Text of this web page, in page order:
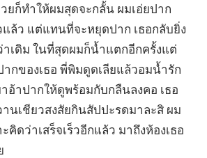
ยก็ทำให้ผมสุดจะกลั้น ผมเอ่ยปาก
ล้ว แต่แทนที่จะหยุดปาก เธอกลับยิ่ง
าเดิม ในที่สุดผมก็น้ำแตกอีกครั้งแต่
กของเธอ พี่พิมดูดเลียแล้วอมน้ำรัก
อ้าปากให้ดูพร้อมกับกลืนลงคอ เธอ
นเชียวสงสัยกินสัปปะรดมาละสิ ผม
คิดว่าเสร็จเร็วอีกแล้ว มาถึงห้องเธอ